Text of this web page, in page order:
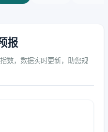
报
数，数据实时更新，助您规